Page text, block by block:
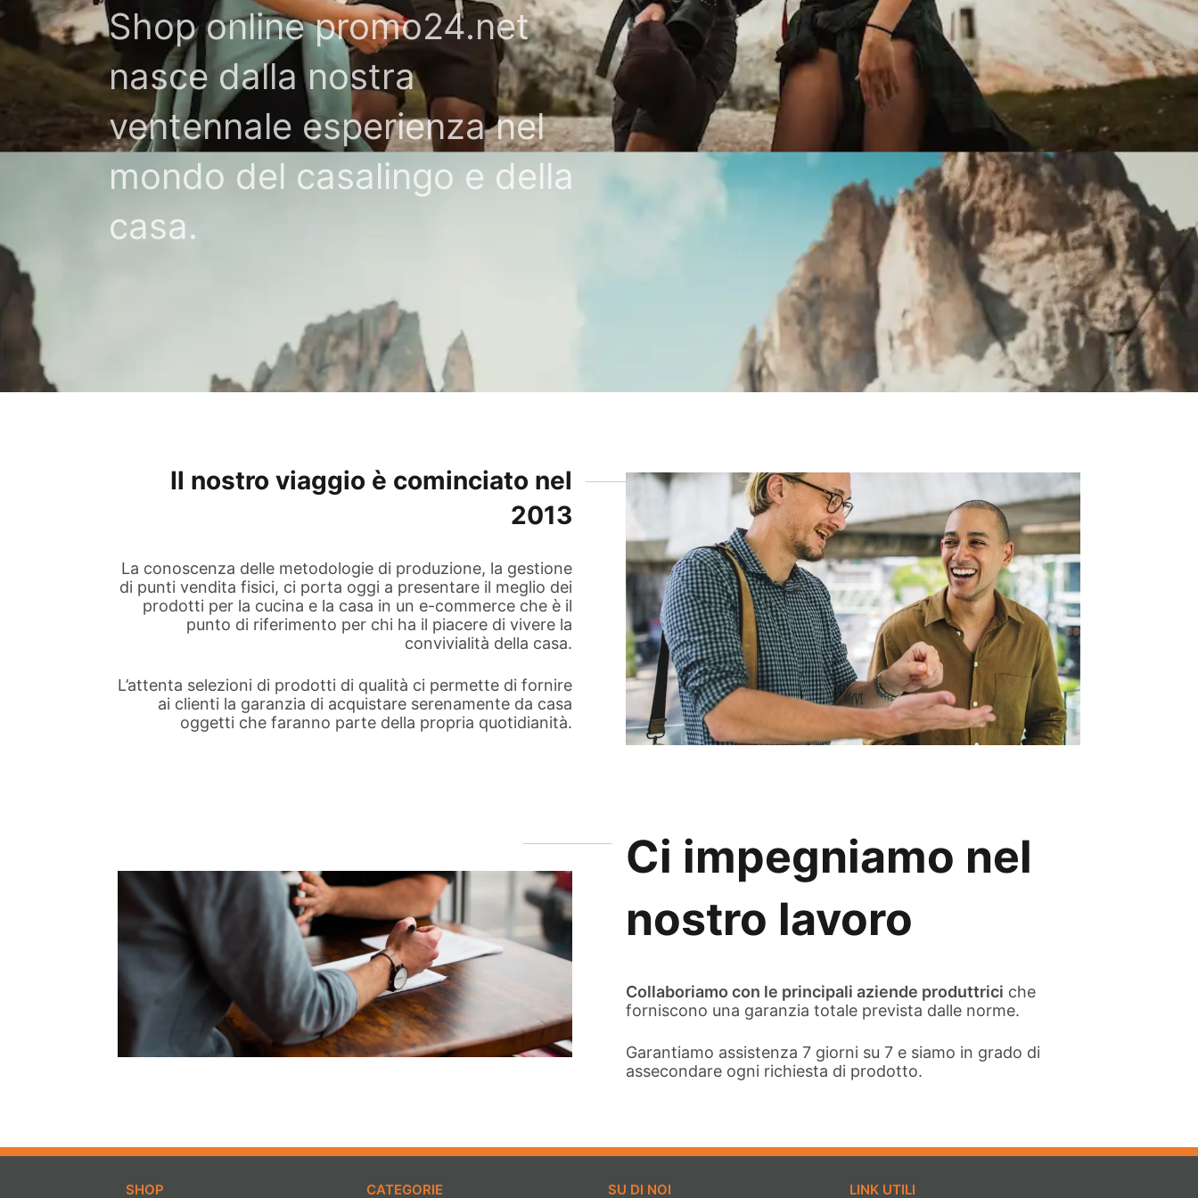
Shop online promo24.net
nasce dalla nostra
ventennale esperienza nel
mondo del casalingo e della
casa.
Il nostro viaggio è cominciato nel
2013
La conoscenza delle metodologie di produzione, la gestione
di punti vendita fisici, ci porta oggi a presentare il meglio dei
prodotti per la cucina e la casa in un e-commerce che è il
punto di riferimento per chi ha il piacere di vivere la
convivialità della casa.
L’attenta selezioni di prodotti di qualità ci permette di fornire
ai clienti la garanzia di acquistare serenamente da casa
oggetti che faranno parte della propria quotidianità.
Ci impegniamo nel
nostro lavoro
Collaboriamo con le principali aziende produttrici che
forniscono una garanzia totale prevista dalle norme.
Garantiamo assistenza 7 giorni su 7 e siamo in grado di
assecondare ogni richiesta di prodotto.
SHOP CATEGORIE SU DI NOI LINK UTILI